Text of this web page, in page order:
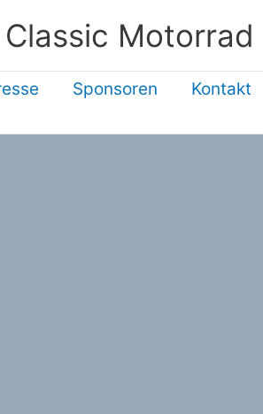
Motorrad
Sponsoren
Kontakt